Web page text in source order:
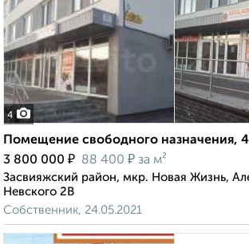
4
Помещение свободного назначения,
3 800 000 ₽ 88 400 ₽ за м²
Засвияжский район, мкр. Новая Жизнь,
Невского 2В
Собственник, 24.05.2021